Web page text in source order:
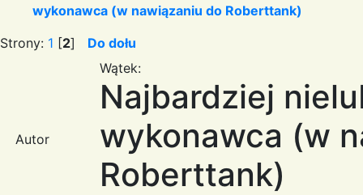
wykonawca (w nawiązaniu do Roberttank)
Strony: 1 [2] Do dołu
Autor
Wątek:
Najbardziej
wykonawca (w
Roberttank)